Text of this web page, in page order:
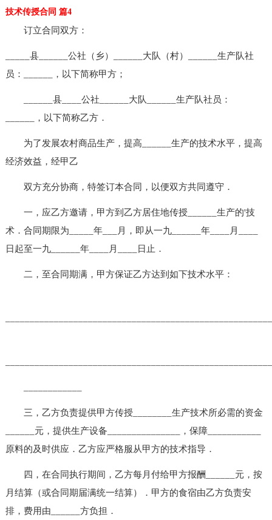
技术传授合同 篇4
订立合同双方：
_____县______公社（乡）______大队（村）______生产队社
员：______，以下简称甲方；
______县____公社______大队______生产队社员：
______，以下简称乙方．
为了发展农村商品生产，提高______生产的技术水平，提高
经济效益，经甲乙
双方充分协商，特签订本合同，以便双方共同遵守．
一，应乙方邀请，甲方到乙方居住地传授______生产的'技
术．合同期限为_____年___月，即从一九______年____月____
日起至一九______年____月____日止．
二，至合同期满，甲方保证乙方达到如下技术水平：
三，乙方负责提供甲方传授________生产技术所必需的资金
______元，提供生产设备_______________，保障___________
原料的及时供应．乙方应严格服从甲方的技术指导．
四，在合同执行期间，乙方每月付给甲方报酬______元，按
月结算（或合同期届满统一结算）．甲方的食宿由乙方负责安
排，费用由______方负担．